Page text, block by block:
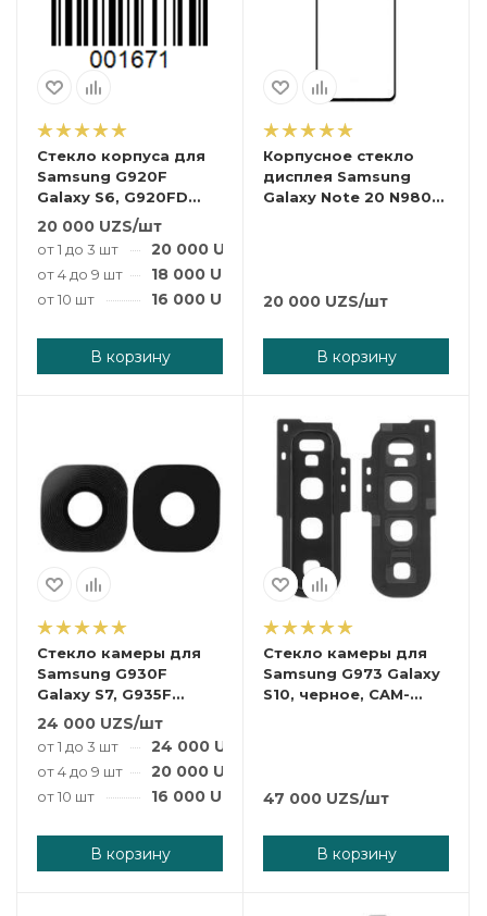
Стекло корпуса для
Samsung G920F
Galaxy S6, G920FD
Galaxy S6 Duos, с
OCA-пленкой, синее
20 000 UZS/шт
от 1 до 3 шт 20 000UZS
от 4 до 9 шт 18 000UZS
от 10 шт 16 000UZS /шт
В корзину
Корпусное стекло
дисплея Samsung
Galaxy Note 20 N980
20 000 UZS/шт
В корзину
Стекло камеры для
Samsung G930F
Galaxy S7, G935F
Galaxy S7 EDGE,
черное, CAM-GLASS-
SAM-S7
24 000 UZS/шт
от 1 до 3 шт 24 000UZS
от 4 до 9 шт 20 000UZS
от 10 шт 16 000UZS /шт
В корзину
Стекло камеры для
Samsung G973 Galaxy
S10, черное, CAM-
47 000 UZS/шт
В корзину